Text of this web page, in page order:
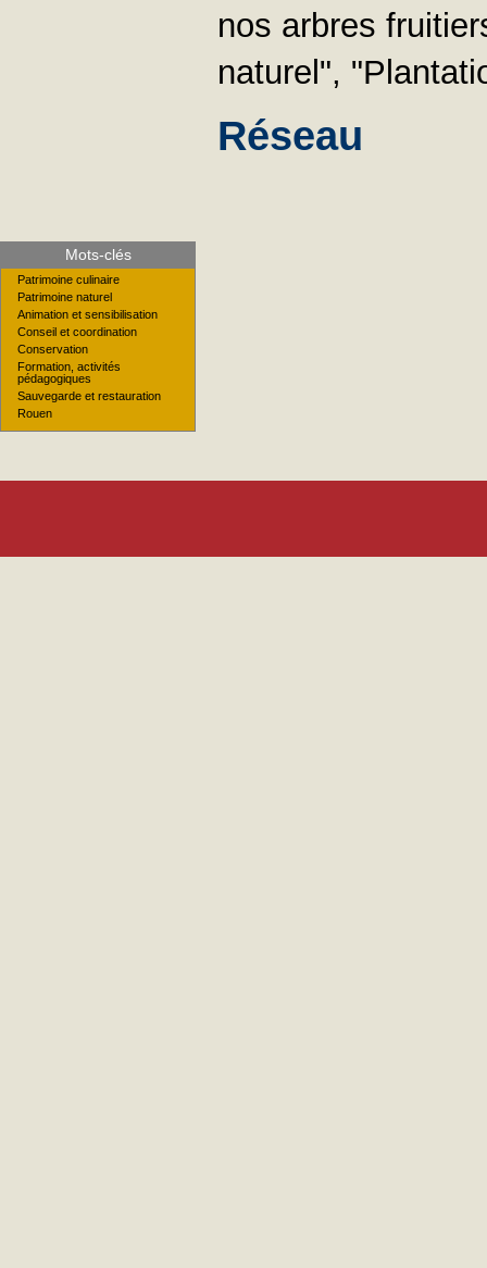
nos arbres
naturel",
Réseau
Mots-clés
Patrimoine culinaire
Patrimoine naturel
Animation et sensibilisation
Conseil et coordination
Conservation
Formation, activités
pédagogiques
Sauvegarde et restauration
Rouen